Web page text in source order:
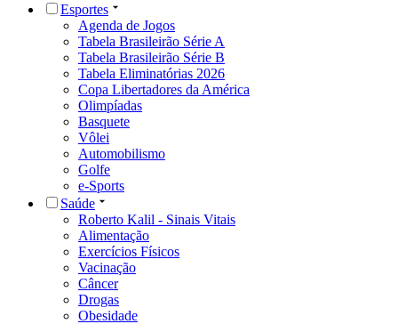
Esportes
Agenda de Jogos
Tabela Brasileirão Série A
Tabela Brasileirão Série B
Tabela Eliminatórias 2026
Copa Libertadores da América
Olimpíadas
Basquete
Vôlei
Automobilismo
Golfe
e-Sports
Saúde
Roberto Kalil - Sinais Vitais
Alimentação
Exercícios Físicos
Vacinação
Câncer
Drogas
Obesidade